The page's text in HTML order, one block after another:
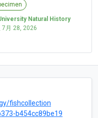
Natural History
7月 28, 2026
fishcollection
b454cc89be19